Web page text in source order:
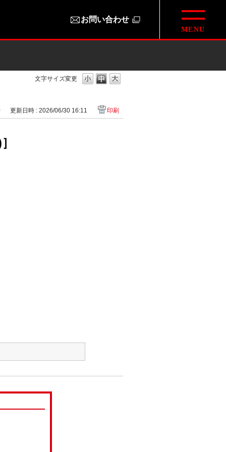
お問い合わせ
文字サイズ変更
更新日時 : 2026/06/30 16:11 印刷